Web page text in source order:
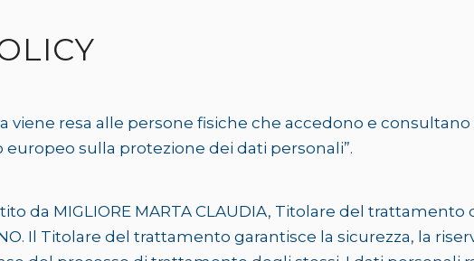
resa alle persone fisiche che accedono e consultano il
europeo sulla protezione dei dati personali”.
da MIGLIORE MARTA CLAUDIA, Titolare del trattamento di
Il Titolare del trattamento garantisce la sicurezza, la